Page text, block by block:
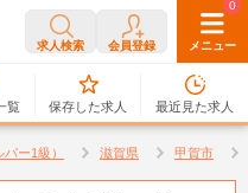
求人検索 会員登録 メニュー
覧
0
保存した求人
0
最近見た求人
ー1級） 滋賀県 甲賀市